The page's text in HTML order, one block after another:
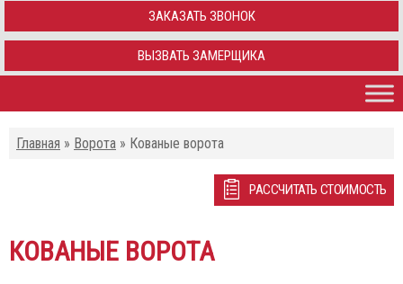
ЗАКАЗАТЬ ЗВОНОК
ВЫЗВАТЬ ЗАМЕРЩИКА
Главная » Ворота » Кованые ворота
КОВАНЫЕ ВОРОТА
РАССЧИТАТЬ СТОИМОСТЬ